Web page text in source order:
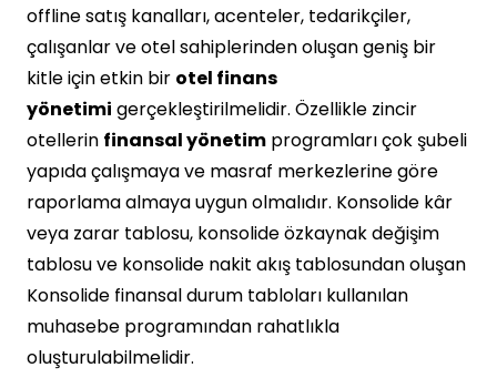
offline satış kanalları, acenteler, tedarikçiler,
çalışanlar ve otel sahiplerinden oluşan geniş bir
kitle için etkin bir otel finans
yönetimi gerçekleştirilmelidir. Özellikle zincir
otellerin finansal yönetim programları çok şubeli
yapıda çalışmaya ve masraf merkezlerine göre
raporlama almaya uygun olmalıdır. Konsolide kâr
veya zarar tablosu, konsolide özkaynak değişim
tablosu ve konsolide nakit akış tablosundan oluşan
Konsolide finansal durum tabloları kullanılan
muhasebe programından rahatlıkla
oluşturulabilmelidir.